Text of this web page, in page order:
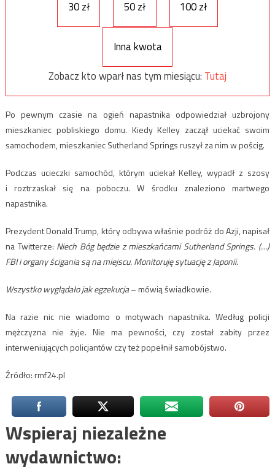
30 zł 50 zł 100 zł
Inna kwota
Zobacz kto wparł nas tym miesiącu: Tutaj
Po pewnym czasie na ogień napastnika odpowiedział uzbrojony
mieszkaniec pobliskiego domu. Kiedy Kelley zaczął uciekać swoim
samochodem, mieszkaniec Sutherland Springs ruszył za nim w pościg.
Podczas ucieczki samochód, którym uciekał Kelley, wypadł z szosy
i roztrzaskał się na poboczu. W środku znaleziono martwego
napastnika.
Prezydent Donald Trump, który odbywa właśnie podróż do Azji, napisał
na Twitterze: Niech Bóg będzie z mieszkańcami Sutherland Springs. (…)
FBI i organy ścigania są na miejscu. Monitoruję sytuację z Japonii.
Wszystko wyglądało jak egzekucja– mówią świadkowie.
Na razie nic nie wiadomo o motywach napastnika. Według policji
mężczyzna nie żyje. Nie ma pewności, czy został zabity przez
interweniujących policjantów czy też popełnił samobójstwo.
Źródło: rmf24.pl
Wspieraj niezależne
wydawnictwo: